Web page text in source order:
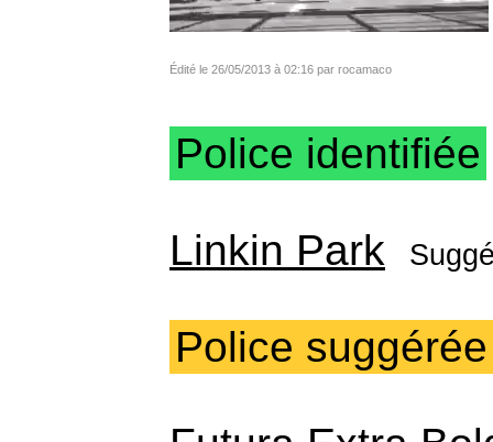
Édité le 26/05/2013 à 02:16 par rocamaco
Police identifiée
Linkin Park
Police suggérée